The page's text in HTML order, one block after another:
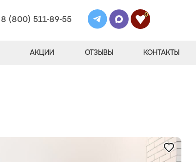
8 (800) 511-89-55
0
АКЦИИ ОТЗЫВЫ КОНТАКТЫ